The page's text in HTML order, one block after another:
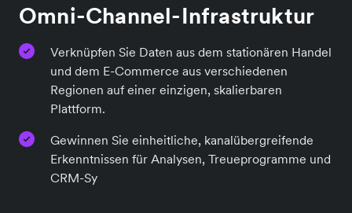
Omni-Channel-Infrastruktur
Verknüpfen Sie Daten aus dem stationären Handel
und dem E-Commerce aus verschiedenen
Regionen auf einer einzigen, skalierbaren
Plattform.
Gewinnen Sie einheitliche, kanalübergreifende
Erkenntnissen für Analysen, Treueprogramme und
CRM-Sy